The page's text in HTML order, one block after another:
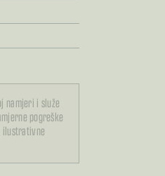
namjeri i služe
pogreške
ilustrativne